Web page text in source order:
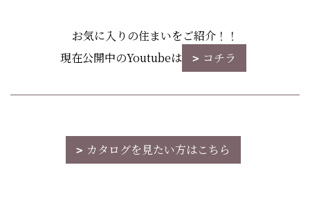
お気に入りの住まいをご紹介！！
現在公開中のYoutubeは
コチラ
カタログを見たい方はこちら